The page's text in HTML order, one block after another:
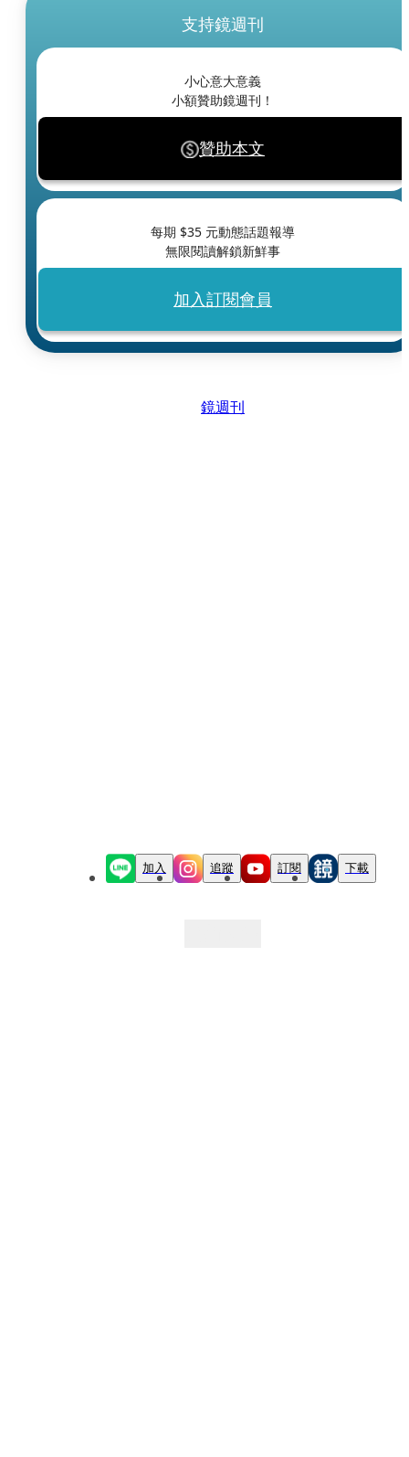
支持鏡週刊
小心意大意義
小額贊助鏡週刊！
贊助本文
每期 $35 元動態話題報導
無限閱讀解鎖新鮮事
加入訂閱會員
鏡週刊
加入 追蹤 訂閱 下載